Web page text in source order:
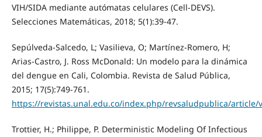
VIH/SIDA mediante autómatas celulares (Cell-DEVS).
Selecciones Matemáticas, 2018; 5(1):39-47.
Sepúlveda-Salcedo, L; Vasilieva, O; Martínez-Romero, H;
Arias-Castro, J. Ross McDonald: Un modelo para la dinámica
del dengue en Cali, Colombia. Revista de Salud Pública,
2015; 17(5):749-761.
https://revistas.unal.edu.co/index.php/revsaludpublica/article/
Trottier, H.; Philippe, P. Deterministic Modeling Of Infectious